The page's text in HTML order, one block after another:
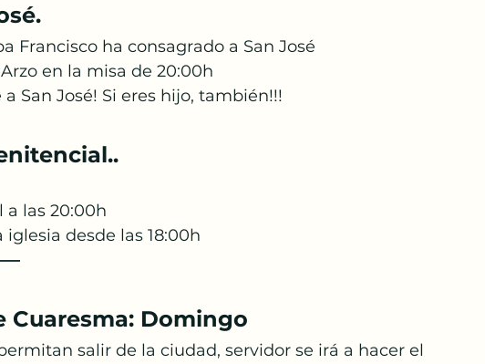
Francisco ha consagrado a San José
en la misa de 20:00h
San José! Si eres hijo, también!!!
a las 20:00h
desde las 18:00h
Cuaresma: Domingo
salir de la ciudad, servidor se irá a hacer el